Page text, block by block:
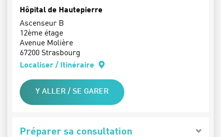
Hôpital de Hautepierre
Ascenseur B
12ème étage
Avenue Molière
67200 Strasbourg
Localiser / Itinéraire
Y ALLER / SE GARER
Préparer sa consultation